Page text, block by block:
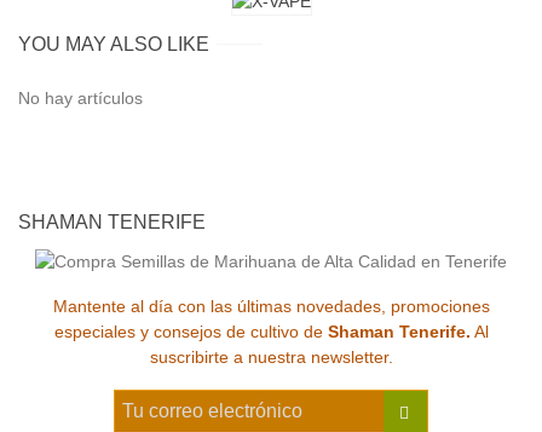
YOU MAY ALSO LIKE
No hay artículos
SHAMAN TENERIFE
Mantente al día con las últimas novedades, promociones
especiales y consejos de cultivo de Shaman Tenerife. Al
suscribirte a nuestra newsletter.